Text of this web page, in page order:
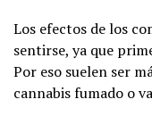
Los efectos de los
sentirse, ya que
Por eso suelen ser
cannabis fumado o